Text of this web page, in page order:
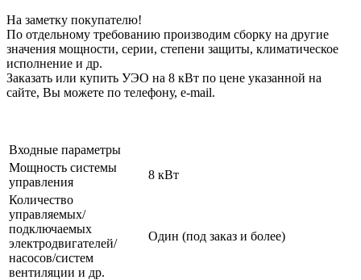
На заметку покупателю!
По отдельному требованию производим сборку на другие
значения мощности, серии, степени защиты, климатическое
исполнение и др.
Заказать или купить УЭО на 8 кВт по цене указанной на
сайте, Вы можете по телефону, e-mail.
Входные параметры
Мощность системы
управления
8 кВт
Количество
управляемых/
подключаемых
электродвигателей/
насосов/систем
вентиляции и др.
Один (под заказ и более)